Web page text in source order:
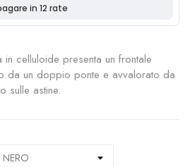
in celluloide presenta un frontale
da un doppio ponte e avvalorato da
sulle astine.